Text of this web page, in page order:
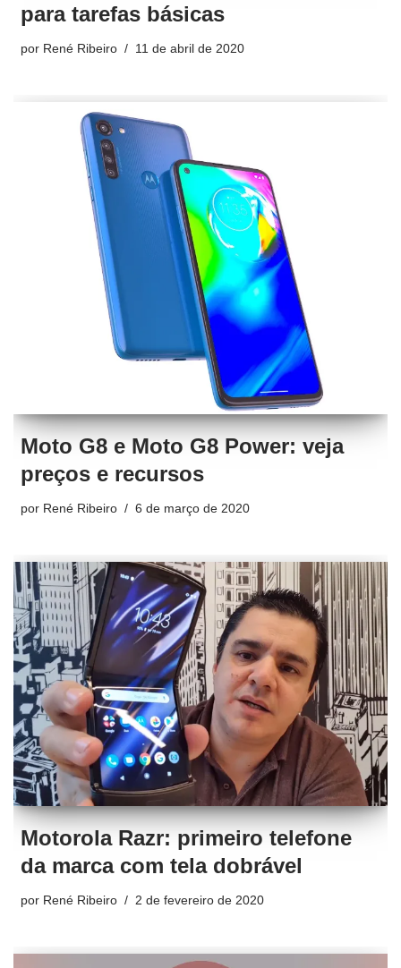
para tarefas básicas
por René Ribeiro 11 de abril de 2020
Moto G8 e Moto G8 Power: veja
preços e recursos
por René Ribeiro 6 de março de 2020
Motorola Razr: primeiro telefone
da marca com tela dobrável
por René Ribeiro 2 de fevereiro de 2020